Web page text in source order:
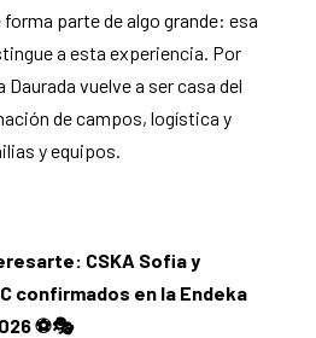
parte de algo grande: esa
a esta experiencia. Por
Daurada vuelve a ser casa del
de campos, logística y
y equipos.
CSKA Sofia y
confirmados en la Endeka
⚽️🎭